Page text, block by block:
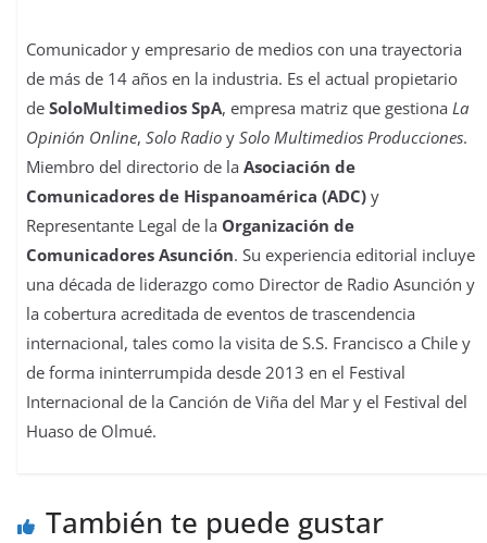
Comunicador y empresario de medios con una trayectoria
de más de 14 años en la industria. Es el actual propietario
deSoloMultimedios SpA, empresa matriz que gestionaLa
Opinión Online,Solo Radio ySolo Multimedios Producciones.
Miembro del directorio de laAsociación de
Comunicadores de Hispanoamérica (ADC) y
Representante Legal de la Organización de
Comunicadores Asunción. Su experiencia editorial incluye
una década de liderazgo como Director de Radio Asunción y
la cobertura acreditada de eventos de trascendencia
internacional, tales como la visita de S.S. Francisco a Chile y
de forma ininterrumpida desde 2013 en el Festival
Internacional de la Canción de Viña del Mar y el Festival del
Huaso de Olmué.
También te puede gustar